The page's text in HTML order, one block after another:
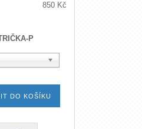
850 Kč
P